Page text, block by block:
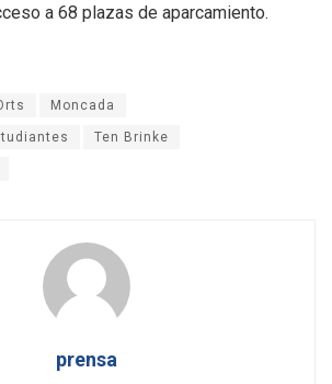
a 68 plazas de aparcamiento.
Moncada
Ten Brinke
prensa